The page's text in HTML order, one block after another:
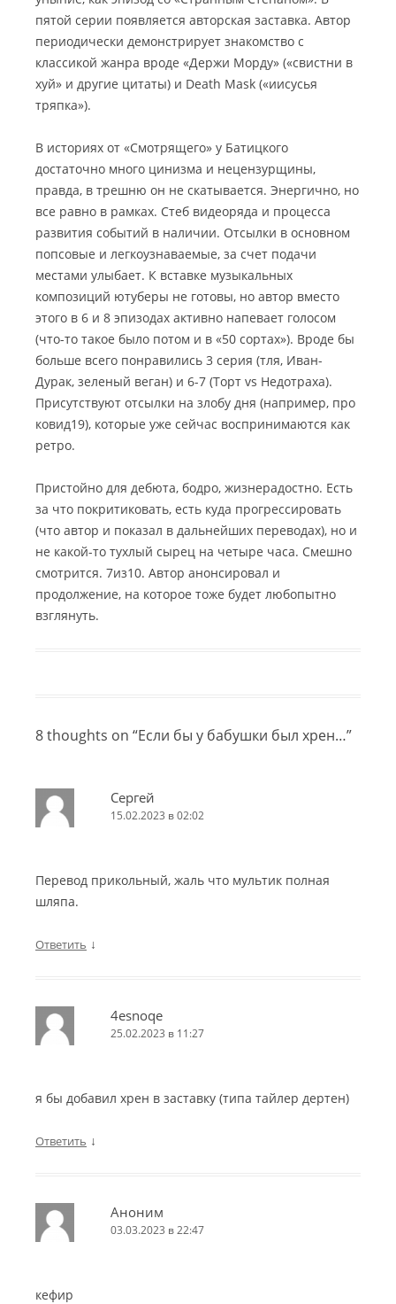
пятой серии появляется авторская заставка. Автор
периодически демонстрирует знакомство с
классикой жанра вроде «Держи Морду» («свистни в
хуй» и другие цитаты) и Death Mask («иисусья
тряпка»).
В историях от «Смотрящего» у Батицкого
достаточно много цинизма и нецензурщины,
правда, в трешню он не скатывается. Энергично, но
все равно в рамках. Стеб видеоряда и процесса
развития событий в наличии. Отсылки в основном
попсовые и легкоузнаваемые, за счет подачи
местами улыбает. К вставке музыкальных
композиций ютуберы не готовы, но автор вместо
этого в 6 и 8 эпизодах активно напевает голосом
(что-то такое было потом и в «50 сортах»). Вроде бы
больше всего понравились 3 серия (тля, Иван-
Дурак, зеленый веган) и 6-7 (Торт vs Недотраха).
Присутствуют отсылки на злобу дня (например, про
ковид19), которые уже сейчас воспринимаются как
ретро.
Пристойно для дебюта, бодро, жизнерадостно. Есть
за что покритиковать, есть куда прогрессировать
(что автор и показал в дальнейших переводах), но и
не какой-то тухлый сырец на четыре часа. Смешно
смотрится. 7из10. Автор анонсировал и
продолжение, на которое тоже будет любопытно
взглянуть.
8 thoughts on “Если бы у бабушки был хрен…”
Сергей
15.02.2023 в 02:02
Перевод прикольный, жаль что мультик полная
шляпа.
Ответить ↓
4esnoqe
25.02.2023 в 11:27
я бы добавил хрен в заставку (типа тайлер дертен)
Ответить ↓
Аноним
03.03.2023 в 22:47
кефир